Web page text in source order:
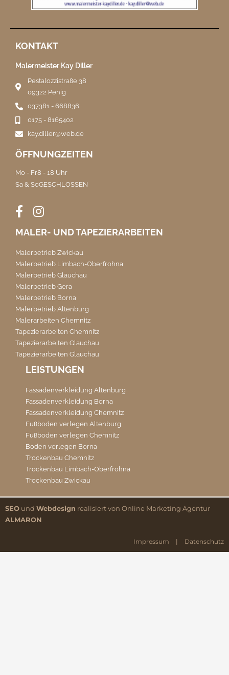
KONTAKT
Malermeister Kay Diller
Pestalozzistraße 38
09322 Penig
037381 - 668836
0175 - 8165402
kay.diller@web.de
ÖFFNUNGZEITEN
Mo - Fr8 - 18 Uhr
Sa & SoGESCHLOSSEN
MALER- UND TAPEZIERARBEITEN
Malerbetrieb Zwickau
Malerbetrieb Limbach-Oberfrohna
Malerbetrieb Glauchau
Malerbetrieb Gera
Malerbetrieb Borna
Malerbetrieb Altenburg
Malerarbeiten Chemnitz
Tapezierarbeiten Chemnitz
Tapezierarbeiten Glauchau
Tapezierarbeiten Glauchau
LEISTUNGEN
Fassadenverkleidung Altenburg
Fassadenverkleidung Borna
Fassadenverkleidung Chemnitz
Fußboden verlegen Altenburg
Fußboden verlegen Chemnitz
Boden verlegen Borna
Trockenbau Chemnitz
Trockenbau Limbach-Oberfrohna
Trockenbau Zwickau
SEO und Webdesign realisiert von Online Marketing Agentur
ALMARON
Impressum | Datenschutz